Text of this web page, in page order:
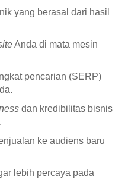
yang berasal dari hasil
Anda di mata mesin
pencarian (SERP)
dan kredibilitas bisnis
ke audiens baru
lebih percaya pada